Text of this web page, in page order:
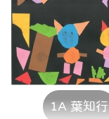
1A 葉知行